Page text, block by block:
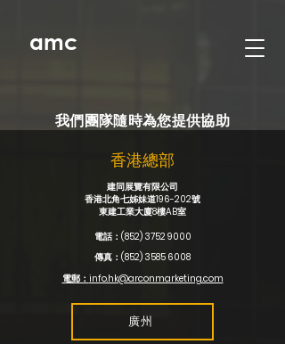
amc
我們團隊隨時為您提供協助
香港總部
建同展覽有限公司
香港北角七姊妹道196-202號
東建工業大廈8樓AB室
電話：(852) 3752 9000
傳真：(852) 3585 6008
電郵： info.hk@arconmarketing.com
廣州